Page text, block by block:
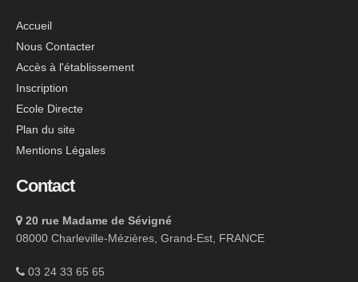
Accueil
Nous Contacter
Accès à l'établissement
Inscription
Ecole Directe
Plan du site
Mentions Légales
Contact
20 rue Madame de Sévigné
08000 Charleville-Mézières, Grand-Est, FRANCE
03 24 33 65 65